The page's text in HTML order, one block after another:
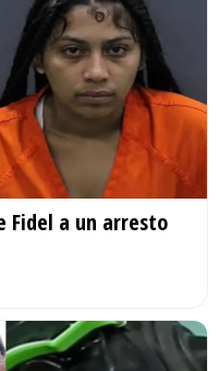
Fidel a un arresto